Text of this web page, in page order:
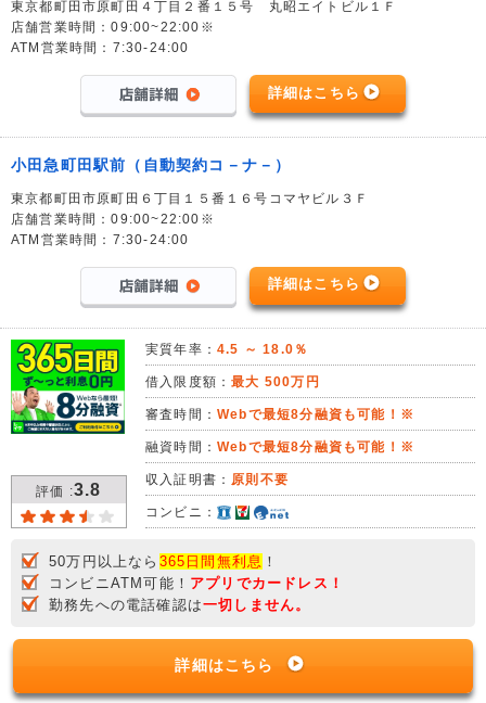
東京都町田市原町田４丁目２番１５号 丸昭エイトビル１Ｆ
店舗営業時間：09:00~22:00※
ATM営業時間：7:30-24:00
詳細はこちら
小田急町田駅前（自動契約コ－ナ－）
東京都町田市原町田６丁目１５番１６号コマヤビル３Ｆ
店舗営業時間：09:00~22:00※
ATM営業時間：7:30-24:00
詳細はこちら
評価 :3.8
実質年率： 4.5 ～ 18.0％
借入限度額：最大 500万円
審査時間： Webで最短8分融資も可能！※
融資時間： Webで最短8分融資も可能！※
収入証明書： 原則不要
コンビニ：
50万円以上なら 365日間無利息 ！
コンビニATM可能！ アプリでカードレス！
勤務先への電話確認は一切しません。
詳細はこちら